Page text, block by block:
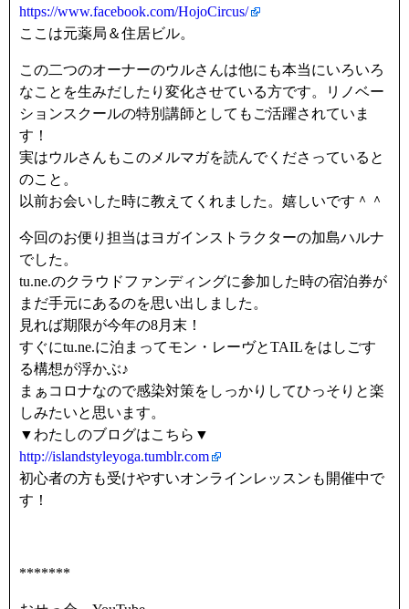
https://www.facebook.com/HojoCircus/
ここは元薬局＆住居ビル。
この二つのオーナーのウルさんは他にも本当にいろいろ
なことを生みだしたり変化させている方です。リノベー
ションスクールの特別講師としてもご活躍されていま
す！
実はウルさんもこのメルマガを読んでくださっていると
のこと。
以前お会いした時に教えてくれました。嬉しいです＾＾
今回のお便り担当はヨガインストラクターの加島ハルナ
でした。
tu.ne.のクラウドファンディングに参加した時の宿泊券が
まだ手元にあるのを思い出しました。
見れば期限が今年の8月末！
すぐにtu.ne.に泊まってモン・レーヴとTAILをはしごす
る構想が浮かぶ♪
まぁコロナなので感染対策をしっかりしてひっそりと楽
しみたいと思います。
▼わたしのブログはこちら▼
http://islandstyleyoga.tumblr.com
初心者の方も受けやすいオンラインレッスンも開催中で
す！
*******